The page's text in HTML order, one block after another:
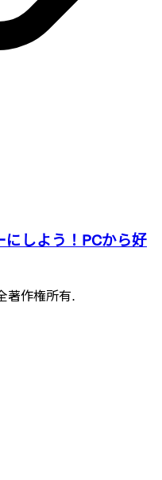
にしよう！PCから好
著作権所有.